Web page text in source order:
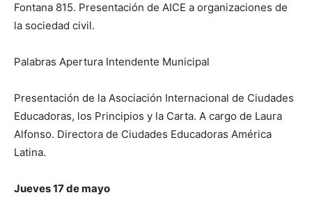
Fontana 815. Presentación de AICE a organizaciones de
la sociedad civil.
Palabras Apertura Intendente Municipal
Presentación de la Asociación Internacional de Ciudades
Educadoras, los Principios y la Carta. A cargo de Laura
Alfonso. Directora de Ciudades Educadoras América
Latina.
Jueves 17 de mayo